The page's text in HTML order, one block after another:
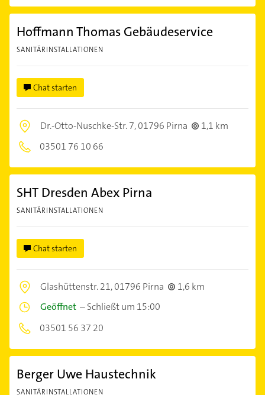
Hoffmann Thomas Gebäudeservice
SANITÄRINSTALLATIONEN
Chat starten
Dr.-Otto-Nuschke-Str. 7,01796 Pirna
1,1 km
03501 76 10 66
SHT Dresden Abex Pirna
SANITÄRINSTALLATIONEN
Chat starten
Glashüttenstr. 21,01796 Pirna
1,6 km
Geöffnet –Schließt um 15:00
03501 56 37 20
Berger Uwe Haustechnik
SANITÄRINSTALLATIONEN